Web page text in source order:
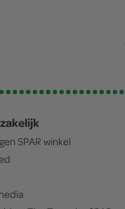
SPAR winkel